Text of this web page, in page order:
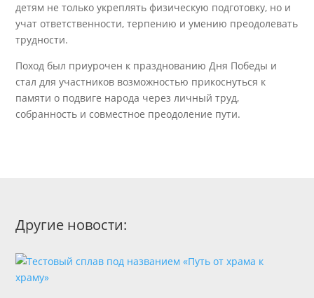
детям не только укреплять физическую подготовку, но и
учат ответственности, терпению и умению преодолевать
трудности.
Поход был приурочен к празднованию Дня Победы и
стал для участников возможностью прикоснуться к
памяти о подвиге народа через личный труд,
собранность и совместное преодоление пути.
Другие новости: